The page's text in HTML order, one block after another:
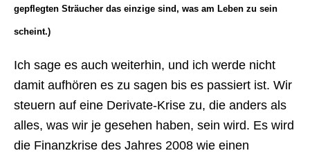
gepflegten Sträucher das einzige sind, was am Leben zu sein
scheint.)
Ich sage es auch weiterhin, und ich werde nicht
damit aufhören es zu sagen bis es passiert ist. Wir
steuern auf eine Derivate-Krise zu, die anders als
alles, was wir je gesehen haben, sein wird. Es wird
die Finanzkrise des Jahres 2008 wie einen